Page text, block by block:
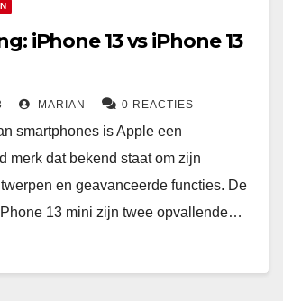
iPhone 13 vs iPhone 13
MARIAN 0 REACTIES
smartphones is Apple een
merk dat bekend staat om zijn
en geavanceerde functies. De
13 mini zijn twee opvallende…